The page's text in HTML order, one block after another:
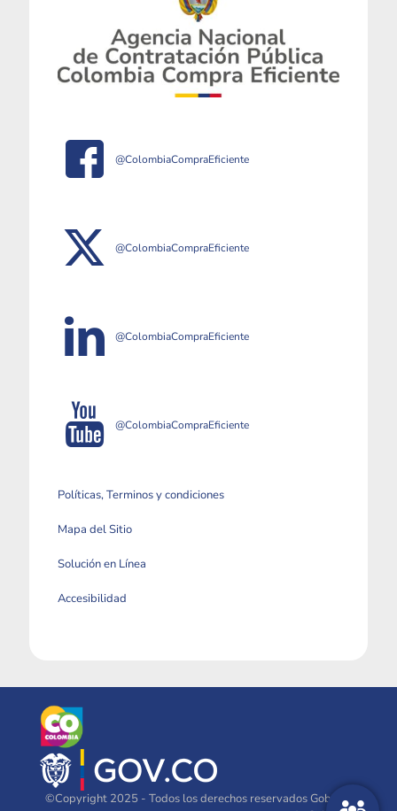
@ColombiaCompraEficiente
@ColombiaCompraEficiente
@ColombiaCompraEficiente
@ColombiaCompraEficiente
Políticas, Terminos y condiciones
Mapa del Sitio
Solución en Línea
Accesibilidad
©Copyright 2025 - Todos los derechos reservados Gobierno